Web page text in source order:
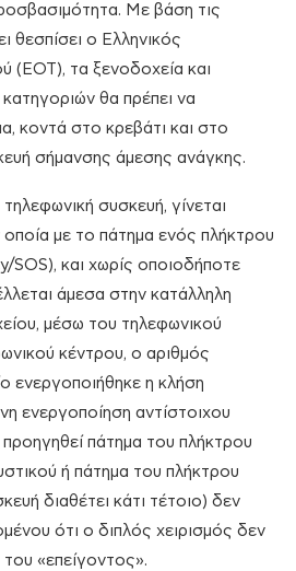
Με βάση τις
θεσπίσει ο Ελληνικός
(ΕΟΤ), τα ξενοδοχεία και
θα πρέπει να
κοντά στο κρεβάτι και στο
σήμανσης άμεσης ανάγκης.
συσκευή, γίνεται
με το πάτημα ενός πλήκτρου
SOS), και χωρίς οποιοδήποτε
άμεσα στην κατάλληλη
μέσω του τηλεφωνικού
κέντρου, ο αριθμός
ενεργοποιήθηκε η κλήση
ενεργοποίηση αντίστοιχου
πάτημα του πλήκτρου
ή πάτημα του πλήκτρου
διαθέτει κάτι τέτοιο) δεν
ότι ο διπλός χειρισμός δεν
«επείγοντος».